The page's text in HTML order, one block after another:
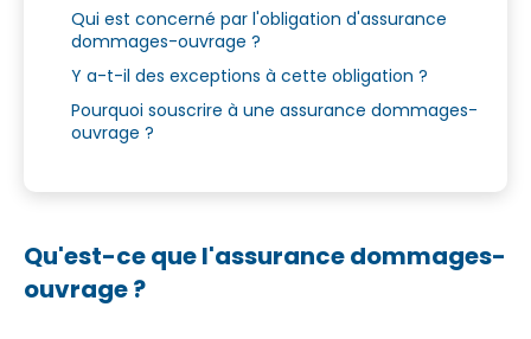
Qui est concerné par l'obligation d'assurance
dommages-ouvrage ?
Y a-t-il des exceptions à cette obligation ?
Pourquoi souscrire à une assurance dommages-
ouvrage ?
Qu'est-ce que l'assurance dommages-
ouvrage ?